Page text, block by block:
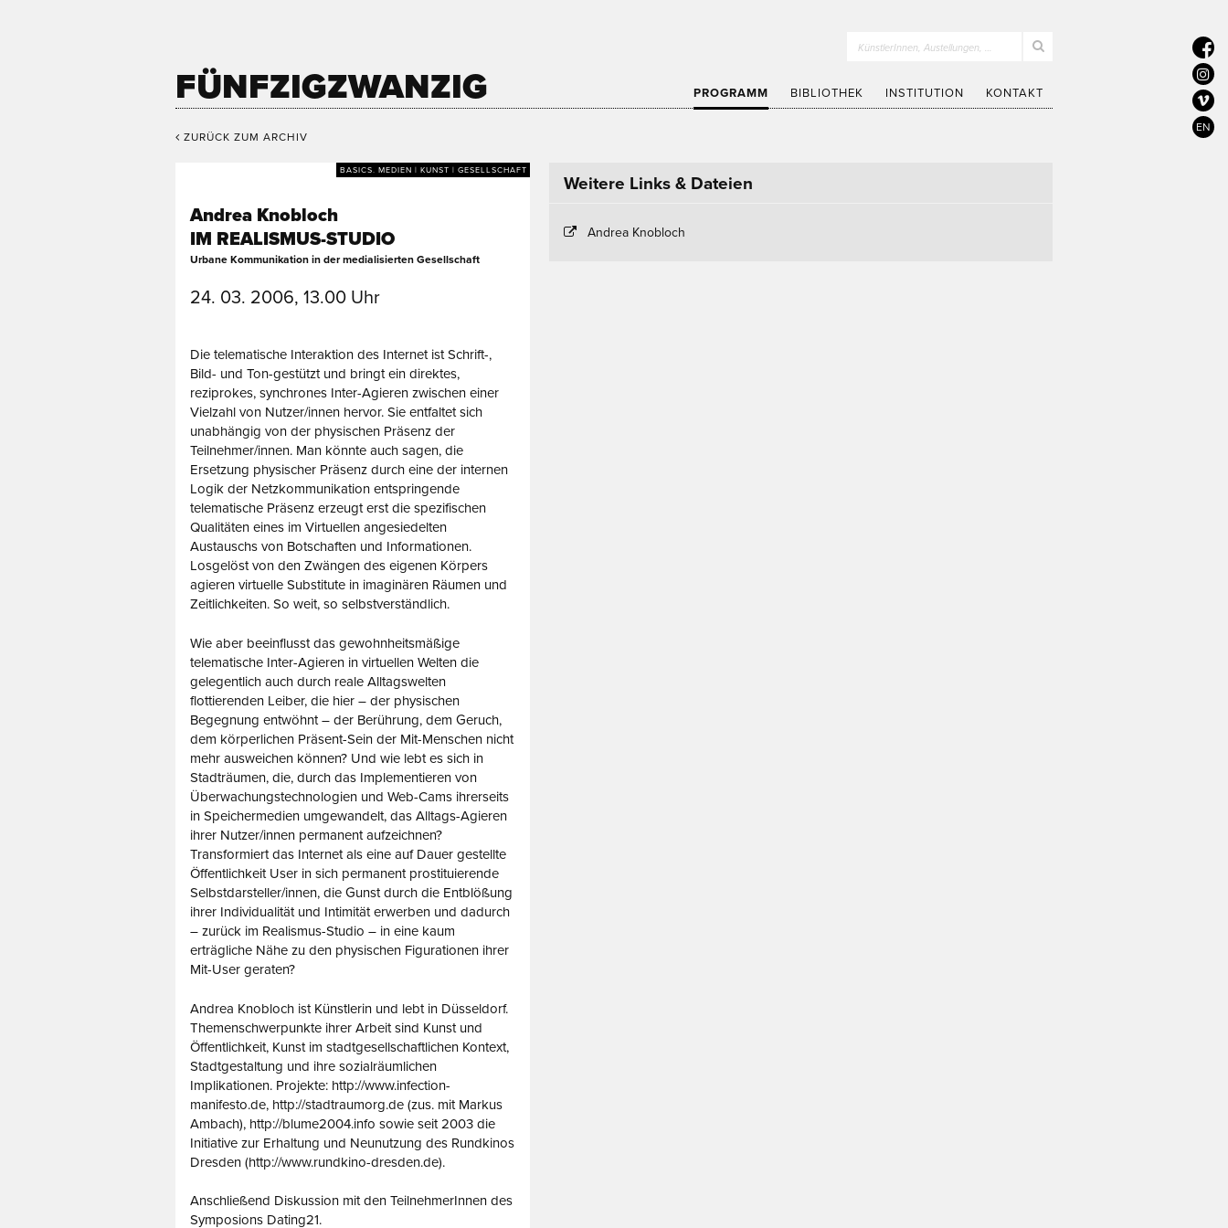
FÜNFZIGZWANZIG
KünstlerInnen, Austellungen, …
PROGRAMM BIBLIOTHEK INSTITUTION KONTAKT
EN
ZURÜCK ZUM ARCHIV
BASICS. MEDIEN | KUNST | GESELLSCHAFT
Andrea Knobloch
IM REALISMUS-STUDIO
Urbane Kommunikation in der medialisierten Gesellschaft
24. 03. 2006, 13.00 Uhr
Die telematische Interaktion des Internet ist Schrift-,
Bild- und Ton-gestützt und bringt ein direktes,
reziprokes, synchrones Inter-Agieren zwischen einer
Vielzahl von Nutzer/innen hervor. Sie entfaltet sich
unabhängig von der physischen Präsenz der
Teilnehmer/innen. Man könnte auch sagen, die
Ersetzung physischer Präsenz durch eine der internen
Logik der Netzkommunikation entspringende
telematische Präsenz erzeugt erst die spezifischen
Qualitäten eines im Virtuellen angesiedelten
Austauschs von Botschaften und Informationen.
Losgelöst von den Zwängen des eigenen Körpers
agieren virtuelle Substitute in imaginären Räumen und
Zeitlichkeiten. So weit, so selbstverständlich.
Wie aber beeinflusst das gewohnheitsmäßige
telematische Inter-Agieren in virtuellen Welten die
gelegentlich auch durch reale Alltagswelten
flottierenden Leiber, die hier – der physischen
Begegnung entwöhnt – der Berührung, dem Geruch,
dem körperlichen Präsent-Sein der Mit-Menschen nicht
mehr ausweichen können? Und wie lebt es sich in
Stadträumen, die, durch das Implementieren von
Überwachungstechnologien und Web-Cams ihrerseits
in Speichermedien umgewandelt, das Alltags-Agieren
ihrer Nutzer/innen permanent aufzeichnen?
Transformiert das Internet als eine auf Dauer gestellte
Öffentlichkeit User in sich permanent prostituierende
Selbstdarsteller/innen, die Gunst durch die Entblößung
ihrer Individualität und Intimität erwerben und dadurch
– zurück im Realismus-Studio – in eine kaum
erträgliche Nähe zu den physischen Figurationen ihrer
Mit-User geraten?
Andrea Knobloch ist Künstlerin und lebt in Düsseldorf.
Themenschwerpunkte ihrer Arbeit sind Kunst und
Öffentlichkeit, Kunst im stadtgesellschaftlichen Kontext,
Stadtgestaltung und ihre sozialräumlichen
Implikationen. Projekte: http://www.infection-
manifesto.de, http://stadtraumorg.de (zus. mit Markus
Ambach), http://blume2004.info sowie seit 2003 die
Initiative zur Erhaltung und Neunutzung des Rundkinos
Dresden (http://www.rundkino-dresden.de).
Anschließend Diskussion mit den TeilnehmerInnen des
Symposions Dating21.
Weitere Links & Dateien
Andrea Knobloch